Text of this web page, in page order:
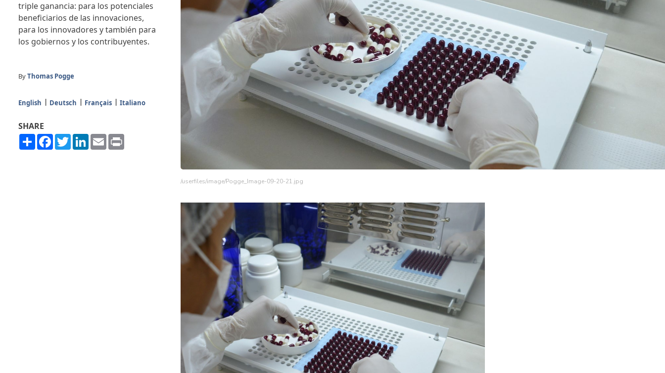
/userfiles/image/Pogge_Image-09-20-21.jpg
triple ganancia: para los potenciales
beneficiarios de las innovaciones,
para los innovadores y también para
los gobiernos y los contribuyentes.
ByThomas Pogge
English Deutsch Français Italiano
SHARE
ShareFacebook
TwitterLinkedIn
Email